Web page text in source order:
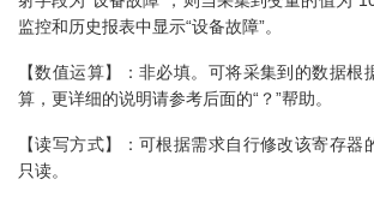
监控和历史报表中显示“设备故障”。
【数值运算】：非必填。可将采集到的数据根
算，更详细的说明请参考后面的“？”帮助。
【读写方式】：可根据需求自行修改该寄存器
只读。